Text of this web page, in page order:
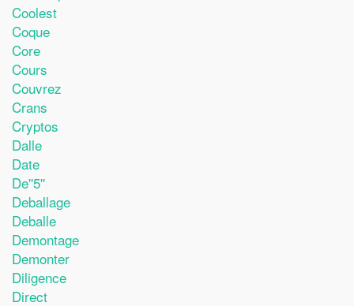
Coolest
Coque
Core
Cours
Couvrez
Crans
Cryptos
Dalle
Date
De''5''
Deballage
Deballe
Demontage
Demonter
Diligence
Direct